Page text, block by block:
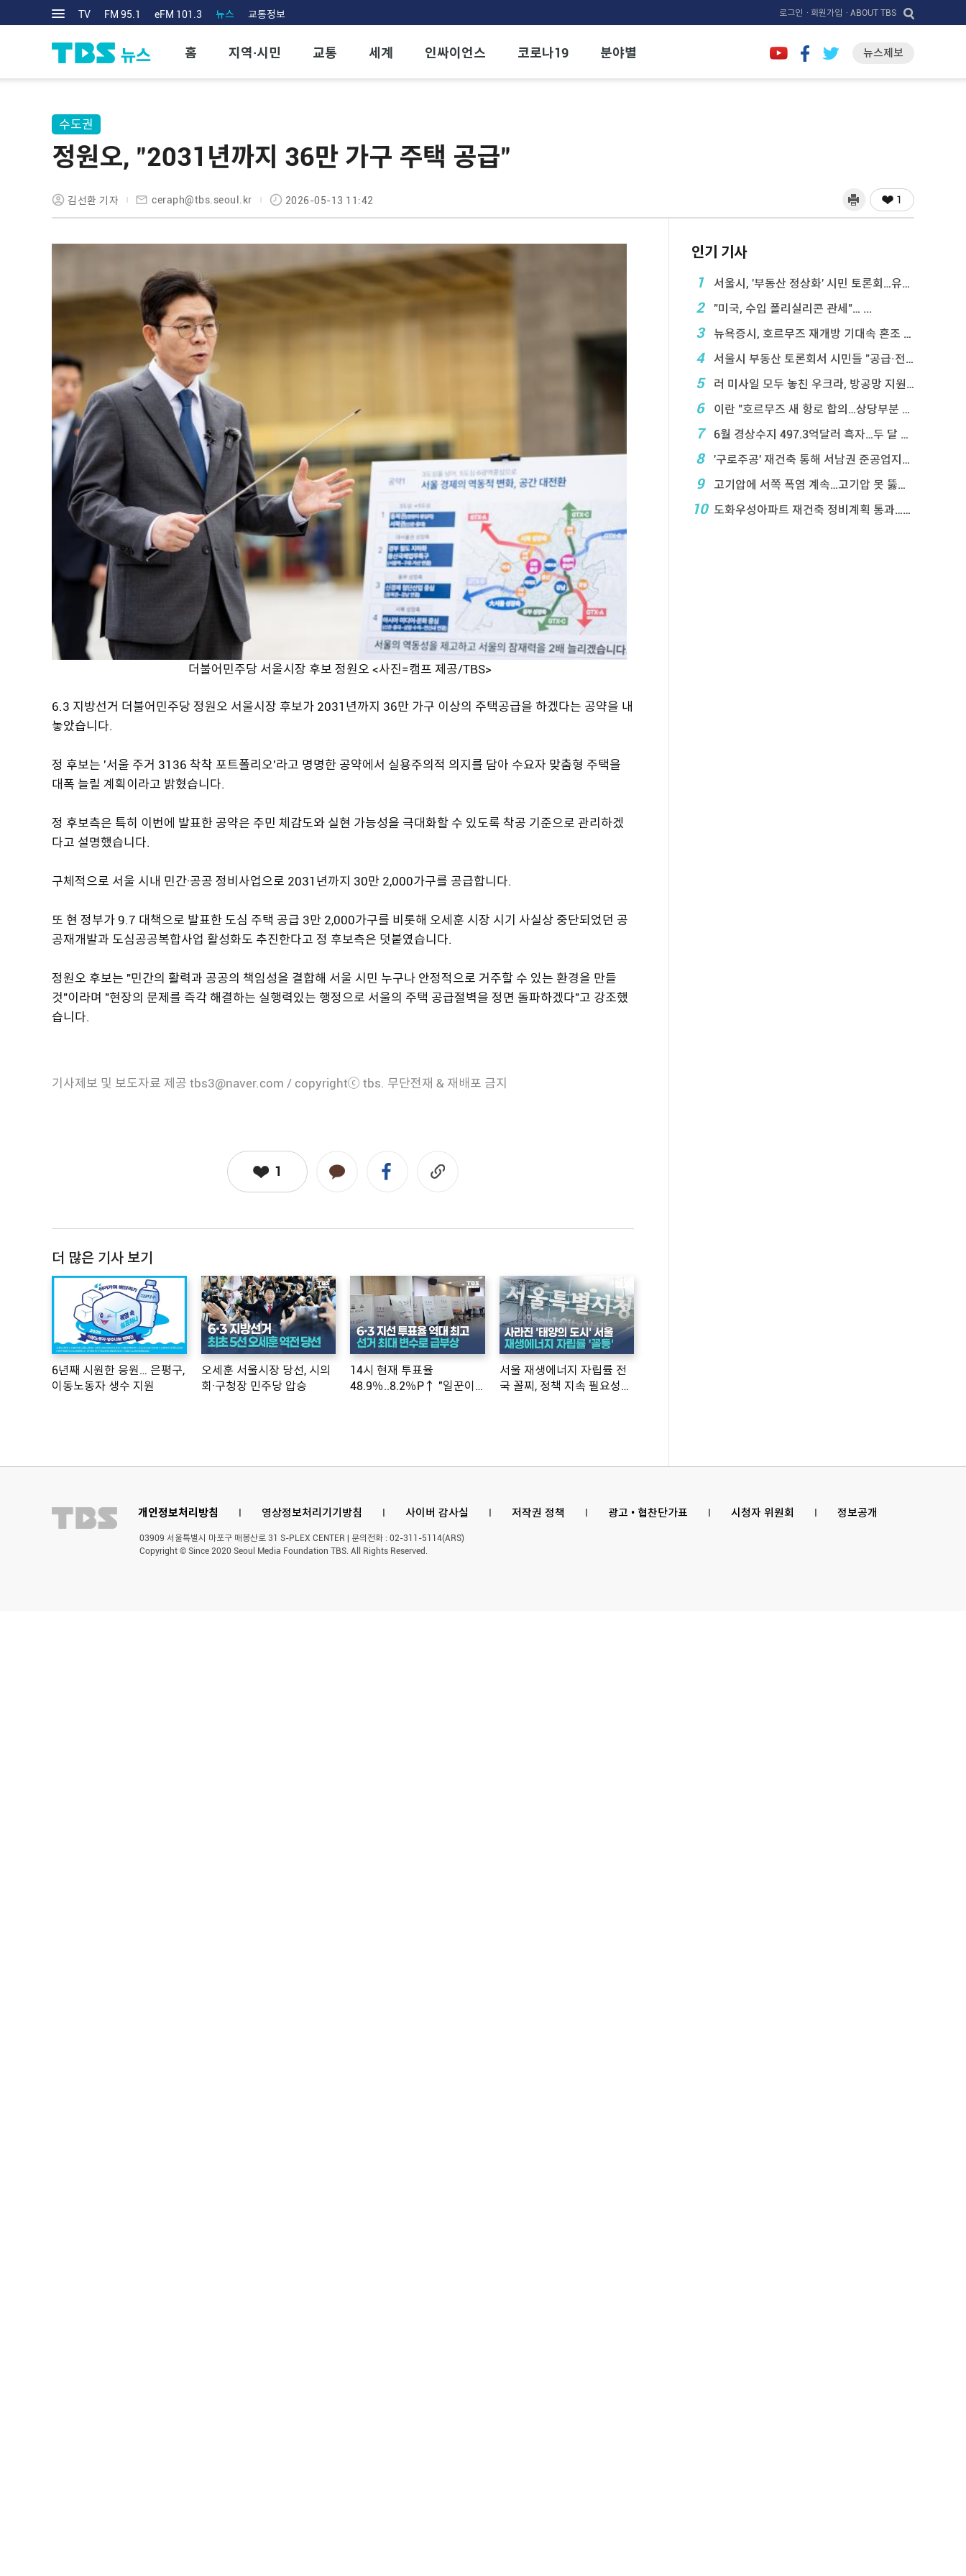
TV FM 95.1 eFM 101.3 뉴스 교통정보 로그인 · 회원가입 · ABOUT TBS
홈 지역·시민 교통 세계 인싸이언스 코로나19 분야별 뉴스제보
수도권
정원오, "2031년까지 36만 가구 주택 공급"
김선환 기자 ceraph@tbs.seoul.kr 2026-05-13 11:42 1
더불어민주당 서울시장 후보 정원오 <사진=캠프 제공/TBS>
6.3 지방선거 더불어민주당 정원오 서울시장 후보가 2031년까지 36만 가구 이상의 주택공급을 하겠다는 공약을 내
놓았습니다.
정 후보는 '서울 주거 3136 착착 포트폴리오'라고 명명한 공약에서 실용주의적 의지를 담아 수요자 맞춤형 주택을
대폭 늘릴 계획이라고 밝혔습니다.
정 후보측은 특히 이번에 발표한 공약은 주민 체감도와 실현 가능성을 극대화할 수 있도록 착공 기준으로 관리하겠
다고 설명했습니다.
구체적으로 서울 시내 민간·공공 정비사업으로 2031년까지 30만 2,000가구를 공급합니다.
또 현 정부가 9.7 대책으로 발표한 도심 주택 공급 3만 2,000가구를 비롯해 오세훈 시장 시기 사실상 중단되었던 공
공재개발과 도심공공복합사업 활성화도 추진한다고 정 후보측은 덧붙였습니다.
정원오 후보는 "민간의 활력과 공공의 책임성을 결합해 서울 시민 누구나 안정적으로 거주할 수 있는 환경을 만들
것"이라며 "현장의 문제를 즉각 해결하는 실행력있는 행정으로 서울의 주택 공급절벽을 정면 돌파하겠다"고 강조했
습니다.
기사제보 및 보도자료 제공 tbs3@naver.com / copyrightⓒ tbs. 무단전재 & 재배포 금지
1
더 많은 기사 보기
6년째 시원한 응원… 은평구,
이동노동자 생수 지원
오세훈 서울시장 당선, 시의
회·구청장 민주당 압승
14시 현재 투표율
48.9％..8.2％P↑ "일꾼이
서울 재생에너지 자립률 전
국 꼴찌, 정책 지속 필요성
인기 기사
1
서울시, '부동산 정상화' 시민 토론회…유튜브 생중계
2 "미국, 수입 폴리실리콘 관세"… ...
3 뉴욕증시, 호르무즈 재개방 기대속 혼조 마감…나스닥 ...
4 서울시 부동산 토론회서 시민들 "공급·전월 ...
5 러 미사일 모두 놓친 우크라, 방공망 지원 호소
6 이란 "호르무즈 새 항로 합의…상당부분 이 ...
7 6월 경상수지 497.3억달러 흑자…두 달 연속 역 ...
8 '구로주공' 재건축 통해 서남권 준공업지에 3,28 ...
9 고기압에 서쪽 폭염 계속…고기압 못 뚫은 태풍은 상 ...
10 도화우성아파트 재건축 정비계획 통과…1,612세대 ...
개인정보처리방침 l 영상정보처리기기방침 l 사이버 감사실 l 저작권 정책 l 광고 • 협찬단가표 l 시청자 위원회 l 정보공개
03909 서울특별시 마포구 매봉산로 31 S-PLEX CENTER | 문의전화 : 02-311-5114(ARS)
Copyright © Since 2020 Seoul Media Foundation TBS. All Rights Reserved.